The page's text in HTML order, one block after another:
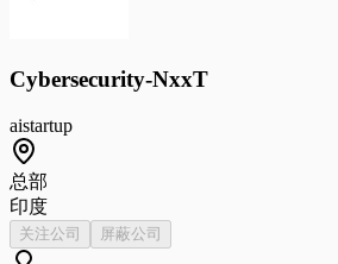
Cybersecurity-NxxT
aistartup
总部
印度
关注公司 屏蔽公司